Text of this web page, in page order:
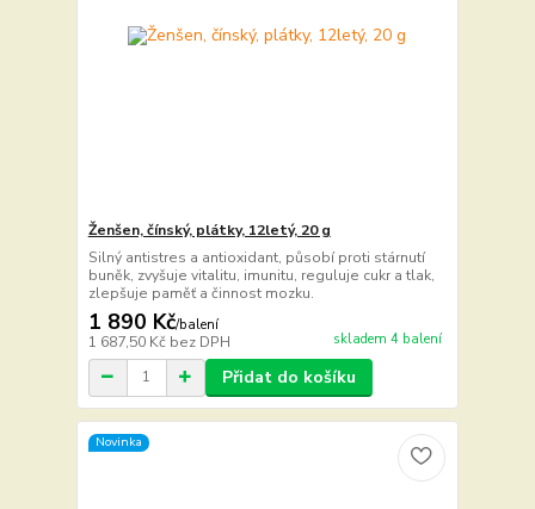
Ženšen, čínský, plátky, 12letý, 20 g
Silný antistres a antioxidant, působí proti stárnutí
buněk, zvyšuje vitalitu, imunitu, reguluje cukr a tlak,
zlepšuje paměť a činnost mozku.
1 890 Kč/balení
1 687,50 Kč bez DPH skladem 4 balení
Přidat do košíku
Novinka